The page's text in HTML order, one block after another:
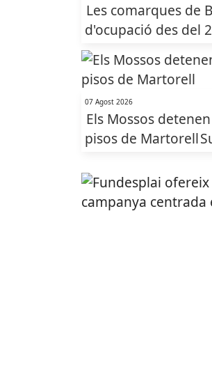
Les comarques de
d'ocupació des del
07 Agost 2026
Els Mossos
pisos de Martorell